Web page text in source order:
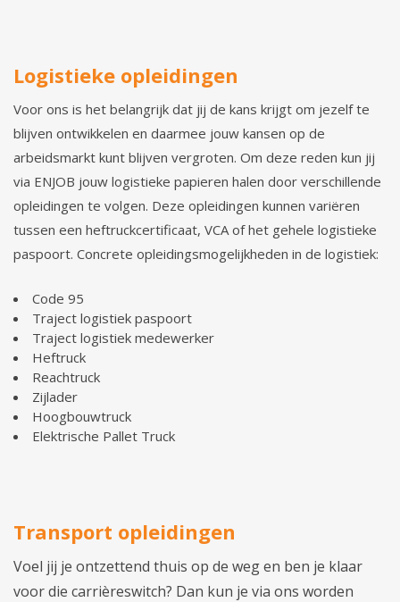
Logistieke opleidingen
Voor ons is het belangrijk dat jij de kans krijgt om jezelf te
blijven ontwikkelen en daarmee jouw kansen op de
arbeidsmarkt kunt blijven vergroten. Om deze reden kun jij
via ENJOB jouw logistieke papieren halen door verschillende
opleidingen te volgen. Deze opleidingen kunnen variëren
tussen een heftruckcertificaat, VCA of het gehele logistieke
paspoort. Concrete opleidingsmogelijkheden in de logistiek:
Code 95
Traject logistiek paspoort
Traject logistiek medewerker
Heftruck
Reachtruck
Zijlader
Hoogbouwtruck
Elektrische Pallet Truck
Transport opleidingen
Voel jij je ontzettend thuis op de weg en ben je klaar
voor die carrièreswitch? Dan kun je via ons worden